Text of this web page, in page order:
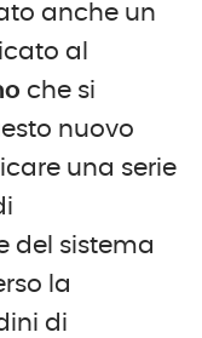
anche un
al
che si
nuovo
una serie
del sistema
la
di